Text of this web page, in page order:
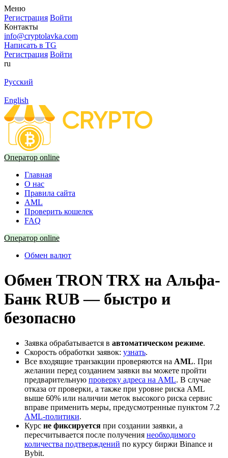
Меню
Регистрация Войти
Контакты
info@cryptolavka.com
Написать в TG
Регистрация Войти
ru
Русский
English
Оператор online
Главная
О нас
Правила сайта
AML
Проверить кошелек
FAQ
Оператор online
Обмен валют
Обмен TRON TRX на Альфа-
Банк RUB — быстро и
безопасно
Заявка обрабатывается в автоматическом режиме.
Скорость обработки заявок: узнать.
Все входящие транзакции проверяются на AML. При
желании перед созданием заявки вы можете пройти
предварительную проверку адреса на AML. В случае
отказа от проверки, а также при уровне риска AML
выше 60% или наличии меток высокого риска сервис
вправе применить меры, предусмотренные пунктом 7.2
AML-политики.
Курс не фиксируется при создании заявки, а
пересчитывается после получения необходимого
количества подтверждений по курсу биржи Binance и
Bybit.